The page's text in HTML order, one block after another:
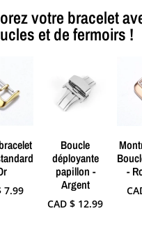
votre bracelet
et de fermoirs !
7.99
Boucle
déployante
papillon -
Argent
CAD $ 12.99
-